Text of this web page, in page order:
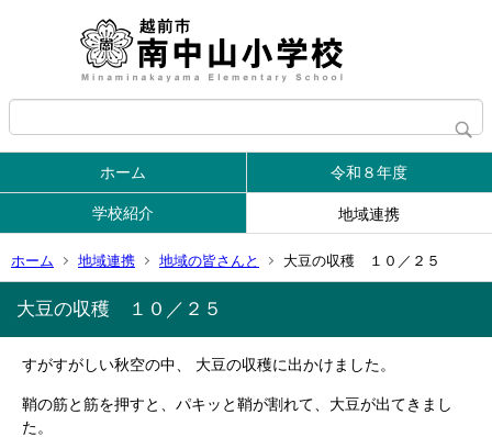
ホーム 令和８年度
学校紹介 地域連携
ホーム 地域連携 地域の皆さんと 大豆の収穫 １０／２５
大豆の収穫 １０／２５
すがすがしい秋空の中、 大豆の収穫に出かけました。
鞘の筋と筋を押すと、パキッと鞘が割れて、大豆が出てきまし
た。